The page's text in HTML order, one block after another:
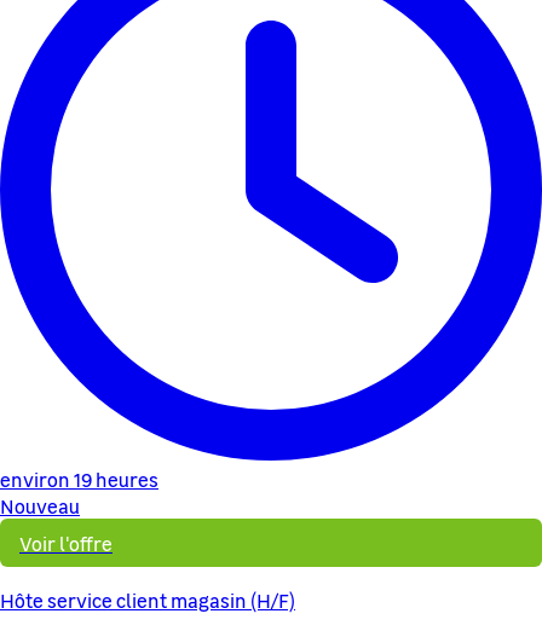
environ 19 heures
Nouveau
Voir l'offre
Hôte service client magasin (H/F)